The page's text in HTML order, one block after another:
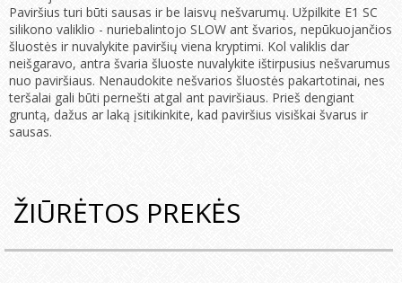
Paviršius turi būti sausas ir be laisvų nešvarumų. Užpilkite E1 SC
silikono valiklio - nuriebalintojo SLOW ant švarios, nepūkuojančios
šluostės ir nuvalykite paviršių viena kryptimi. Kol valiklis dar
neišgaravo, antra švaria šluoste nuvalykite ištirpusius nešvarumus
nuo paviršiaus. Nenaudokite nešvarios šluostės pakartotinai, nes
teršalai gali būti pernešti atgal ant paviršiaus. Prieš dengiant
gruntą, dažus ar laką įsitikinkite, kad paviršius visiškai švarus ir
sausas.
ŽIŪRĖTOS PREKĖS